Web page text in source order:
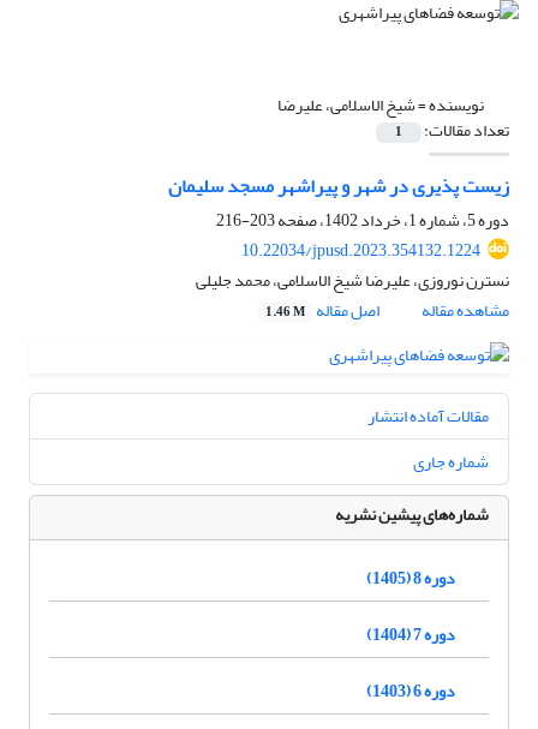
نویسنده =شیخ الاسلامی، علیرضا
تعداد مقالات: 1
زیست پذیری در شهر و پیراشهر مسجد سلیمان
دوره 5، شماره 1، خرداد 1402، صفحه
203-216
10.22034/jpusd.2023.354132.1224
نسترن نوروزی، علیرضا شیخ الاسلامی، محمد جلیلی
مشاهده مقاله
اصل مقاله 1.46 M
مقالات آماده انتشار
شماره جاری
شماره‌های پیشین نشریه
دوره 8 (1405)
دوره 7 (1404)
دوره 6 (1403)